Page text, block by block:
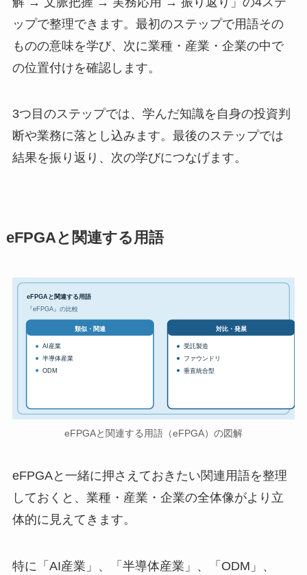
ップで整理できます。最初のステップで用語その
ものの意味を学び、次に業種・産業・企業の中で
の位置付けを確認します。
3つ目のステップでは、学んだ知識を自身の投資判
断や業務に落とし込みます。最後のステップでは
結果を振り返り、次の学びにつなげます。
eFPGAと関連する用語
eFPGAと関連する用語
『eFPGA』の比較
類似・関連
AI産業
半導体産業
ODM
対比・発展
受託製造
ファウンドリ
垂直統合型
eFPGAと関連する用語（eFPGA）の図解
eFPGAと一緒に押さえておきたい関連用語を整理
しておくと、業種・産業・企業の全体像がより立
体的に見えてきます。
特に「AI産業」、「半導体産業」、「ODM」、